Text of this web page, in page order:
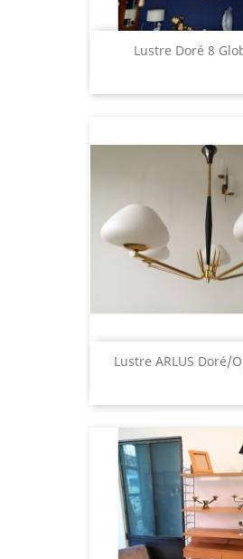
Lustre Doré 8
Lustre ARLUS Doré/